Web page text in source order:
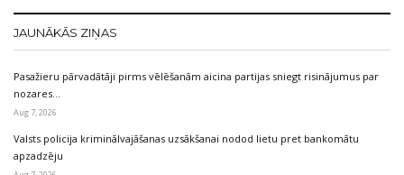
JAUNĀKĀS ZIŅAS
Pasažieru pārvadātāji pirms vēlēšanām aicina partijas sniegt risinājumus par
nozares…
Aug 7, 2026
Valsts policija kriminālvajāšanas uzsākšanai nodod lietu pret bankomātu
apzadzēju